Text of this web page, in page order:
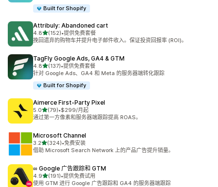
Built for Shopify
Attribuly: Abandoned cart
4.8星（满分 5 星）
(152)
总共 152 条评论
•提供免费套餐
挽回遗弃的购物车并提升电子邮件收入。保证投资回报率 (ROI)。
TagFly Google Ads, GA4 & GTM
4.8星（满分 5 星）
(137)
总共 137 条评论
•提供免费套餐
针对 Google Ads、GA4 和 Meta 的服务器端转化跟踪
Built for Shopify
Aimerce First‑Party Pixel
5.0星（满分 5 星）
(79)
总共 79 条评论
•$299/月起
通过第一方像素和服务器端跟踪提高 ROAS。
Microsoft Channel
3.2星（满分 5 星）
(324)
总共 324 条评论
•免费安装
借助 Microsoft Search Network 上的产品广告提升销量。
∞ Google 广告跟踪和 GTM
4.9星（满分 5 星）
(191)
总共 191 条评论
•提供免费试用
使用 GTM 进行 Google 广告跟踪和 GA4 的服务器端跟踪